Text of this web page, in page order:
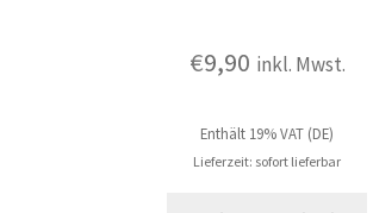
€9,90 inkl. Mwst.
Enthält 19% VAT (DE)
Lieferzeit: sofort lieferbar